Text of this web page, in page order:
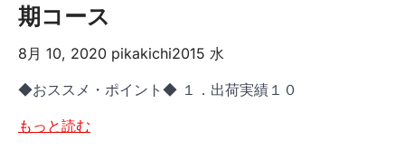
期コース
8月 10, 2020 pikakichi2015 水
◆おススメ・ポイント◆ １．出荷実績１０
もっと読む